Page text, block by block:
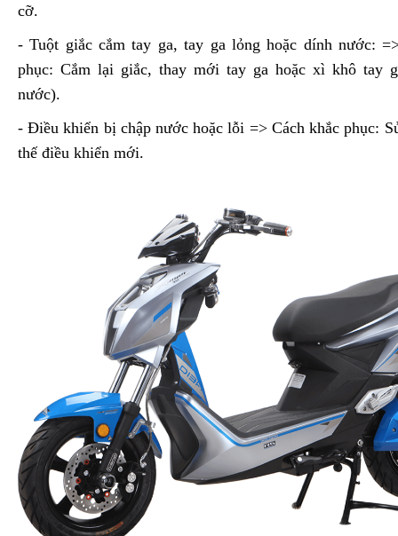
cỡ.
- Tuột giắc cắm tay ga, tay ga lỏng hoặc dính nước:
phục: Cắm lại giắc, thay mới tay ga hoặc xì khô tay
nước).
- Điều khiển bị chập nước hoặc lỗi => Cách khắc phục:
thế điều khiển mới.